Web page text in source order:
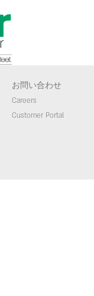
お問い合わせ
Careers
Customer Portal